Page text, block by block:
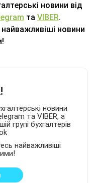
новини від
та VIBER.
новини
новини
та VIBER, а
групі бухгалтерів
найважливіші